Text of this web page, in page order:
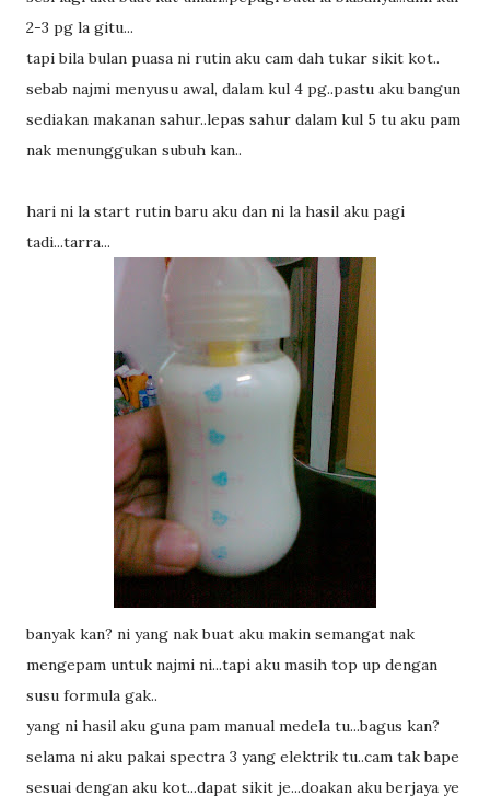
2-3 pg la gitu...
tapi bila bulan puasa ni rutin aku cam dah tukar sikit kot..
sebab najmi menyusu awal, dalam kul 4 pg..pastu aku bangun
sediakan makanan sahur..lepas sahur dalam kul 5 tu aku pam
nak menunggukan subuh kan..
hari ni la start rutin baru aku dan ni la hasil aku pagi
tadi...tarra...
banyak kan? ni yang nak buat aku makin semangat nak
mengepam untuk najmi ni...tapi aku masih top up dengan
susu formula gak..
yang ni hasil aku guna pam manual medela tu...bagus kan?
selama ni aku pakai spectra 3 yang elektrik tu..cam tak bape
sesuai dengan aku kot...dapat sikit je...doakan aku berjaya ye